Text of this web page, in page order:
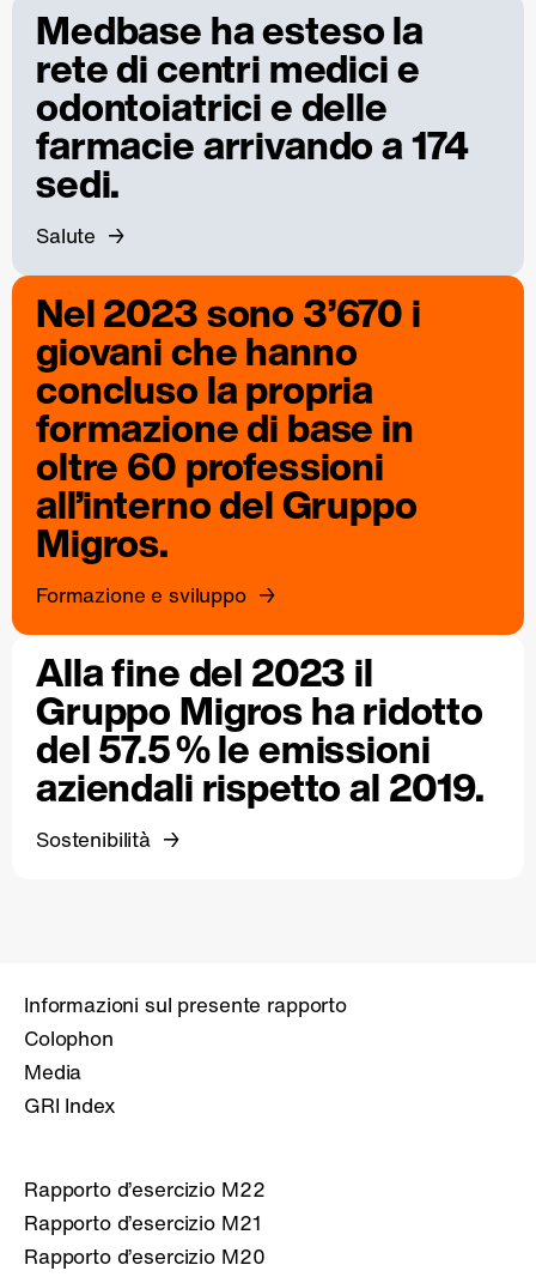
Medbase ha esteso la
rete di centri medici e
odontoiatrici e delle
farmacie arrivando a 174
sedi.
Salute
Nel 2023 sono 3’670 i
giovani che hanno
concluso la propria
formazione di base in
oltre 60 professioni
all’interno del Gruppo
Migros.
Formazione e sviluppo
Alla fine del 2023 il
Gruppo Migros ha ridotto
del 57.5 % le emissioni
aziendali rispetto al 2019.
Sostenibilità
Informazioni sul presente rapporto
Colophon
Media
GRI Index
Rapporto d’esercizio M22
Rapporto d’esercizio M21
Rapporto d’esercizio M20